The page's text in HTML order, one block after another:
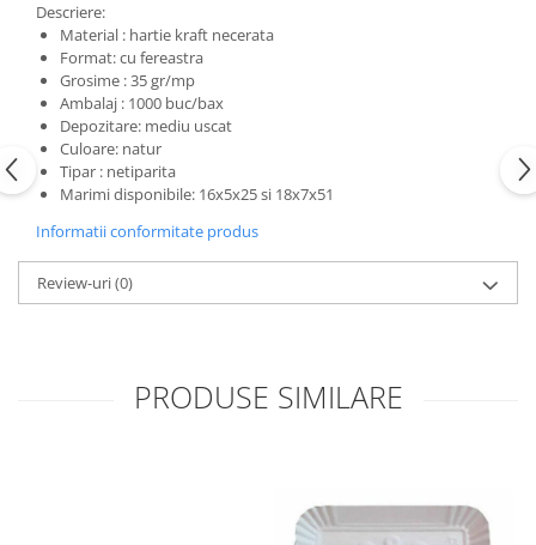
Descriere:
Material : hartie kraft necerata
Format: cu fereastra
Grosime : 35 gr/mp
Ambalaj : 1000 buc/bax
Depozitare: mediu uscat
Culoare: natur
Tipar : netiparita
Marimi disponibile: 16x5x25 si 18x7x51
Informatii conformitate produs
Review-uri(0)
PRODUSE SIMILARE